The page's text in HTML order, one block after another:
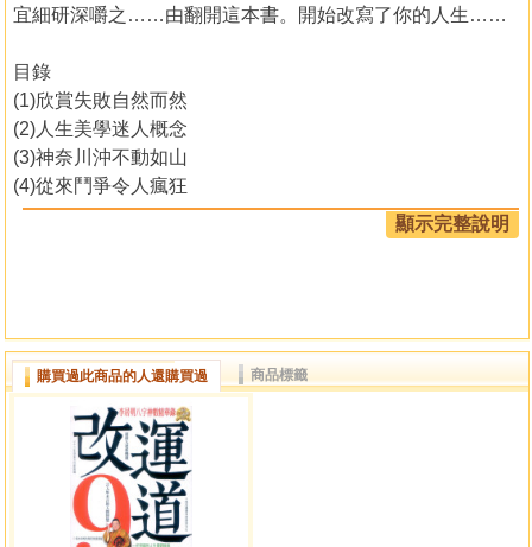
宜細研深嚼之……由翻開這本書。開始改寫了你的人生……
目錄
(1)欣賞失敗自然而然
(2)人生美學迷人概念
(3)神奈川沖不動如山
(4)從來鬥爭令人瘋狂
(5)一念菩提一念成魔
附加：(三)佛母佛眼安星法
後記：社會心靈道德的重整
顯示完整說明
購買過此商品的人還購買過 商品標籤